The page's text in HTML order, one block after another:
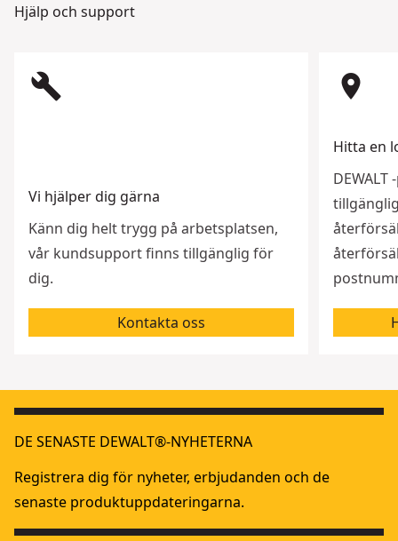
Hjälp och support
build
Vi hjälper dig gärna
Känn dig helt trygg på arbetsplatsen,
vår kundsupport finns tillgänglig för
dig.
Kontakta oss
room
Hitta en
DE SENASTE DEWALT®-NYHETERNA
Registrera dig för nyheter, erbjudanden och de
senaste produktuppdateringarna.